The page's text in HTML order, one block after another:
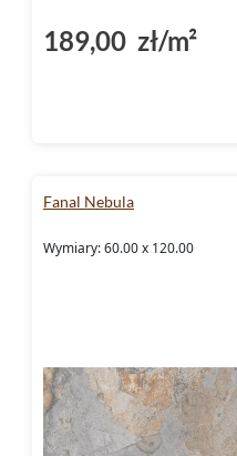
189,00 zł/m²
Fanal Nebula
Wymiary: 60.00 x 120.00